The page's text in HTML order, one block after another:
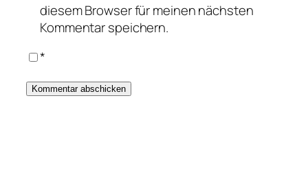
diesem Browser für meinen nächsten
Kommentar speichern.
*